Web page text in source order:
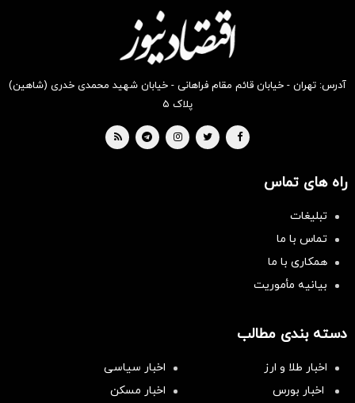
بخر !
بخر !
آدرس: تهران - خیابان قائم مقام فراهانی - خیابان شهید محمدی خدری (شاهین)
پلاک ۵
راه های تماس
تبلیغات
تماس با ما
همکاری با ما
بیانیه مأموریت
دسته بندی مطالب
اخبار طلا و ارز
اخبار سیاسی
اخبار بورس
اخبار مسکن